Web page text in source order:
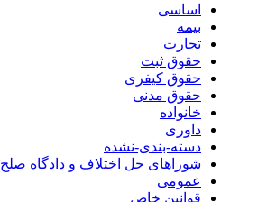
اساسی
بیمه
تجارت
حقوق ثبت
حقوق کیفری
حقوق مدنی
خانواده
داوری
دسته-بندی-نشده
شوراهای حل اختلاف و دادگاه صلح
عمومی
قوانین خاص